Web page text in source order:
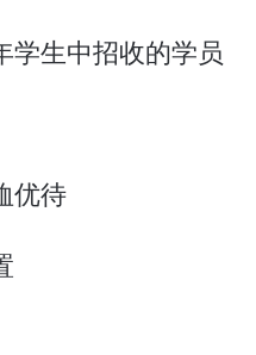
学生中招收的学员
优待